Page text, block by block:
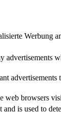
Werbung
advertisements
web browsers
is used to